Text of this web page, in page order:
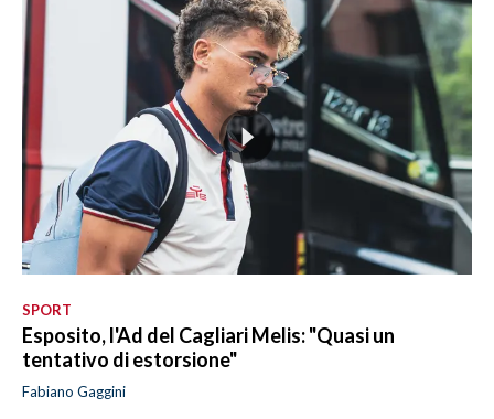
SPORT
Esposito, l'Ad del Cagliari Melis: "Quasi un
tentativo di estorsione"
Fabiano Gaggini